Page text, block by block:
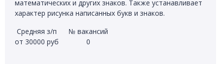
математических и других знаков. Также устанавливает
характер рисунка написанных букв и знаков.
Средняя з/п
от 30000 руб
№ вакансий
0